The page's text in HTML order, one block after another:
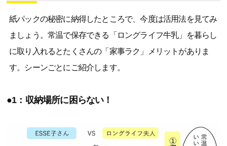
紙パックの秘密に納得したところで、今度は活用法を見てみ
ましょう。常温で保存できる「ロングライフ牛乳」を暮らし
に取り入れるとたくさんの「家事ラク」メリットがありま
す。シーンごとにご紹介します。
●1：収納場所に困らない！